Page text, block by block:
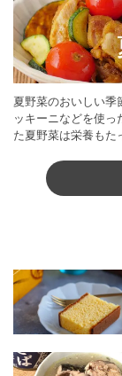
夏野菜のおいしい
ッキーニなどを使
た夏野菜は栄養も